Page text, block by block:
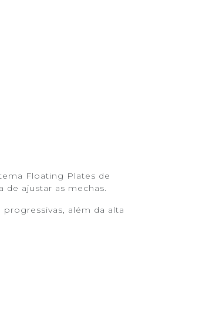
Floating Plates de
ajustar as mechas.
além da alta